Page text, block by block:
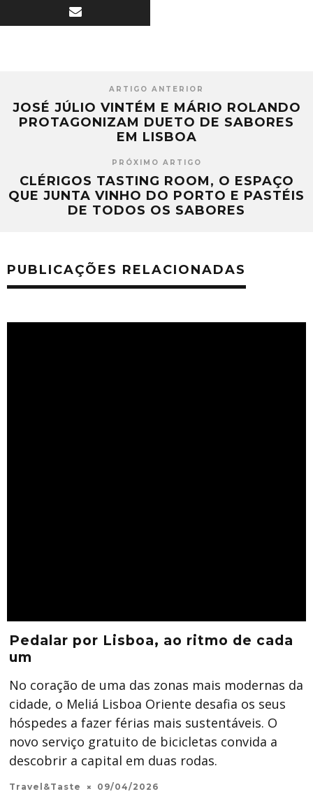
ARTIGO ANTERIOR
JOSÉ JÚLIO VINTÉM E MÁRIO ROLANDO
PROTAGONIZAM DUETO DE SABORES
EM LISBOA
PRÓXIMO ARTIGO
CLÉRIGOS TASTING ROOM, O ESPAÇO
QUE JUNTA VINHO DO PORTO E PASTÉIS
DE TODOS OS SABORES
PUBLICAÇÕES RELACIONADAS
Pedalar por Lisboa, ao ritmo de cada
um
No coração de uma das zonas mais modernas da
cidade, o Meliá Lisboa Oriente desafia os seus
hóspedes a fazer férias mais sustentáveis. O
novo serviço gratuito de bicicletas convida a
descobrir a capital em duas rodas.
Travel&Taste 09/04/2026